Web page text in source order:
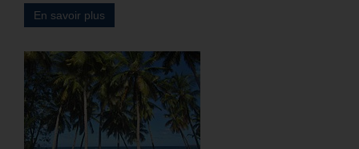
En savoir plus